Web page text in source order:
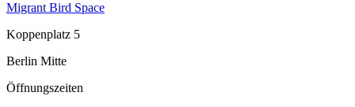
Migrant Bird Space
Koppenplatz 5
Berlin Mitte
Öffnungszeiten